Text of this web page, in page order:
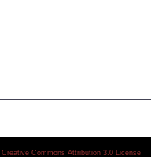
Creative Commons Attribution 3.0 License